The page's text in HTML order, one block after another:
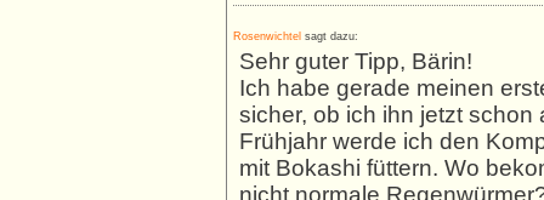
Rosenwichtel sagt dazu:
Sehr guter Tipp, Bärin!
Ich habe gerade meinen
sicher, ob ich ihn jetzt
Frühjahr werde ich den
mit Bokashi füttern. Wo
nicht normale